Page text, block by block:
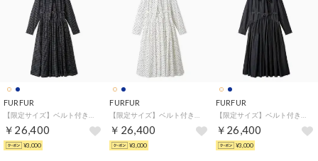
FURFUR
￥26,400
¥3,000
FURFUR
￥26,400
¥3,000
FURFUR
￥26,400
¥3,000